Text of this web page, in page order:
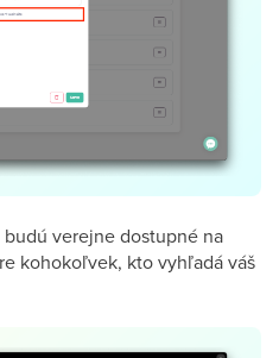
verejne dostupné na
kohokoľvek, kto vyhľadá váš